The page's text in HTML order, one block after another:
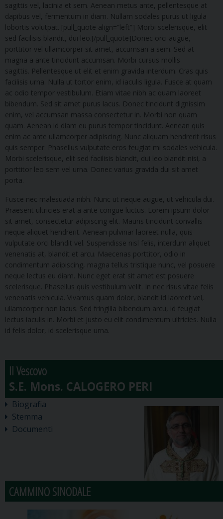
sagittis vel, lacinia et sem. Aenean metus ante, pellentesque at
dapibus vel, fermentum in diam. Nullam sodales purus ut ligula
lobortis volutpat. [pull_quote align=”left”] Morbi scelerisque, elit
sed facilisis blandit, dui leo.[/pull_quote]Donec orci augue,
porttitor vel ullamcorper sit amet, accumsan a sem. Sed at
magna a ante tincidunt accumsan. Morbi cursus mollis
sagittis. Pellentesque ut elit et enim gravida interdum. Cras quis
facilisis urna. Nulla ut tortor enim, id iaculis ligula. Fusce at quam
ac odio tempor vestibulum. Etiam vitae nibh ac quam laoreet
bibendum. Sed sit amet purus lacus. Donec tincidunt dignissim
enim, vel accumsan massa consectetur in. Morbi non quam
quam. Aenean id diam eu purus tempor tincidunt. Aenean quis
enim ac ante ullamcorper adipiscing. Nunc aliquam hendrerit risus
quis semper. Phasellus vulputate eros feugiat mi sodales vehicula.
Morbi scelerisque, elit sed facilisis blandit, dui leo blandit nisi, a
porttitor leo sem vel urna. Donec varius gravida dui sit amet
porta.
Fusce nec malesuada nibh. Nunc ut neque augue, ut vehicula dui.
Praesent ultricies erat a ante congue luctus. Lorem ipsum dolor
sit amet, consectetur adipiscing elit. Mauris tincidunt convallis
neque aliquet hendrerit. Aenean pulvinar laoreet nulla, quis
vulputate orci blandit vel. Suspendisse nisl felis, interdum aliquet
venenatis at, blandit et arcu. Maecenas porttitor, odio in
condimentum adipiscing, magna tellus tristique nunc, vel posuere
neque lectus eu diam. Nunc eget erat sit amet est posuere
scelerisque. Phasellus quis vestibulum velit. In nec risus vitae felis
venenatis vehicula. Vivamus quam dolor, blandit id laoreet vel,
ullamcorper non lacus. Sed fringilla bibendum arcu, id feugiat
lectus iaculis in. Morbi et justo eu elit condimentum ultricies. Nulla
id felis dolor, id scelerisque urna.
Il Vescovo
Biografia
Stemma
Documenti
CAMMINO SINODALE